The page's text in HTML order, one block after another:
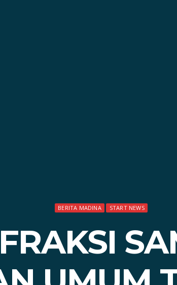
BERITA MADINA START NEWS